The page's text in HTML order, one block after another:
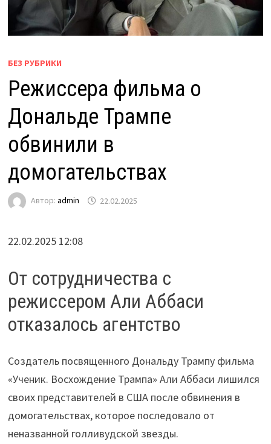
БЕЗ РУБРИКИ
Режиссера фильма о
Дональде Трампе
обвинили в
домогательствах
Автор: admin 22.02.2025
22.02.2025 12:08
От сотрудничества с
режиссером Али Аббаси
отказалось агентство
Создатель посвященного Дональду Трампу фильма
«Ученик. Восхождение Трампа» Али Аббаси лишился
своих представителей в США после обвинения в
домогательствах, которое последовало от
неназванной голливудской звезды.